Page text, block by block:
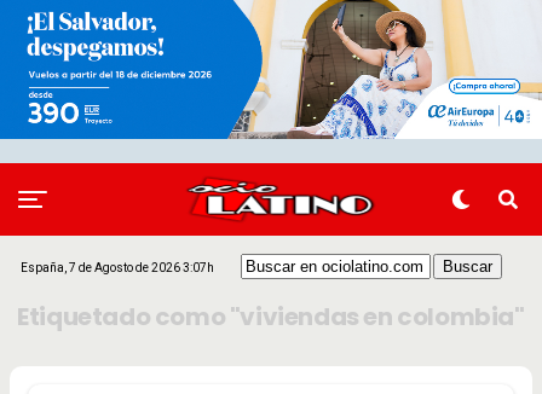
España, 7 de Agosto de 2026 3:07h
Etiquetado como "viviendas en colombia"